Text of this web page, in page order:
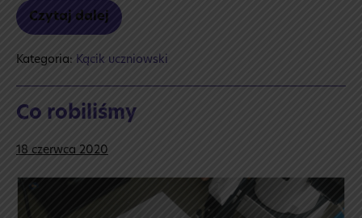
Czytaj dalej
Spacer
po galerii
Kategoria: Kącik uczniowski
Co robiliśmy
18 czerwca 2020
Co robiliśmy